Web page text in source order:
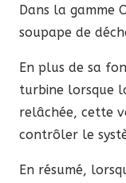
Dans la gamme
soupape de
En plus de sa
turbine lorsque
relâchée, cette
contrôler le
En résumé,